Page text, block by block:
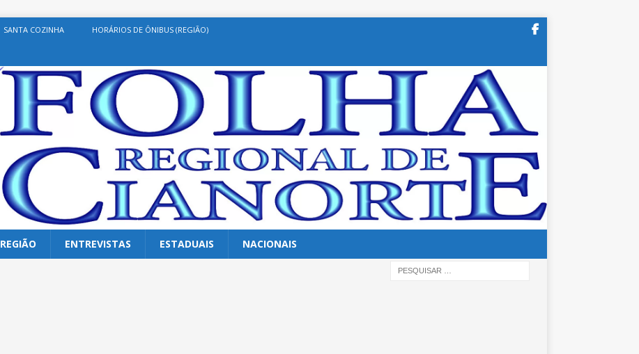
SANTA COZINHA HORÁRIOS DE ÔNIBUS (REGIÃO)
REGIÃO ENTREVISTAS ESTADUAIS NACIONAIS